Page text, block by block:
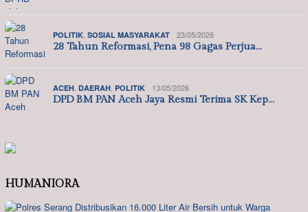
POLITIK SOSIAL MASYARAKAT 23/05/2026
28 Tahun Reformasi, Pena 98 Gagas Perjua…
ACEH DAERAH POLITIK 13/05/2026
DPD BM PAN Aceh Jaya Resmi Terima SK Kep…
HUMANIORA